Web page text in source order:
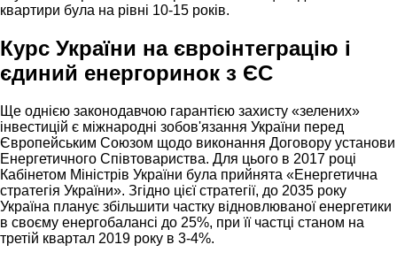
квартири була на рівні 10-15 років.
Курс України на євроінтеграцію і
єдиний енергоринок з ЄС
Ще однією законодавчою гарантією захисту «зелених»
інвестицій є міжнародні зобов'язання України перед
Європейським Союзом щодо виконання Договору установи
Енергетичного Співтовариства. Для цього в 2017 році
Кабінетом Міністрів України була прийнята «Енергетична
стратегія України». Згідно цієї стратегії, до 2035 року
Україна планує збільшити частку відновлюваної енергетики
в своєму енергобалансі до 25%, при її частці станом на
третій квартал 2019 року в 3-4%.